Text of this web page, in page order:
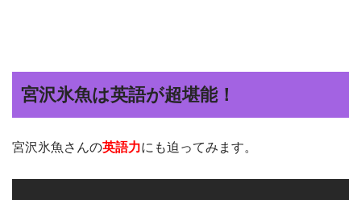
宮沢氷魚は英語が超堪能！
宮沢氷魚さんの英語力にも迫ってみます。